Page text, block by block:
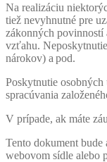
Na realizáciu
tiež nevyhnutné pre
zákonných
vzťahu.
nárokov) a pod.
Poskytnutie
spracúvania
V prípade, ak máte
Tento dokument bude
webovom sídle alebo